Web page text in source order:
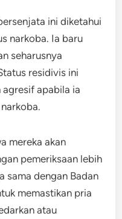
ini diketahui
narkoba. Ia baru
seharusnya
residivis ini
apabila ia
mereka akan
pemeriksaan lebih
sama dengan Badan
memastikan pria
atau